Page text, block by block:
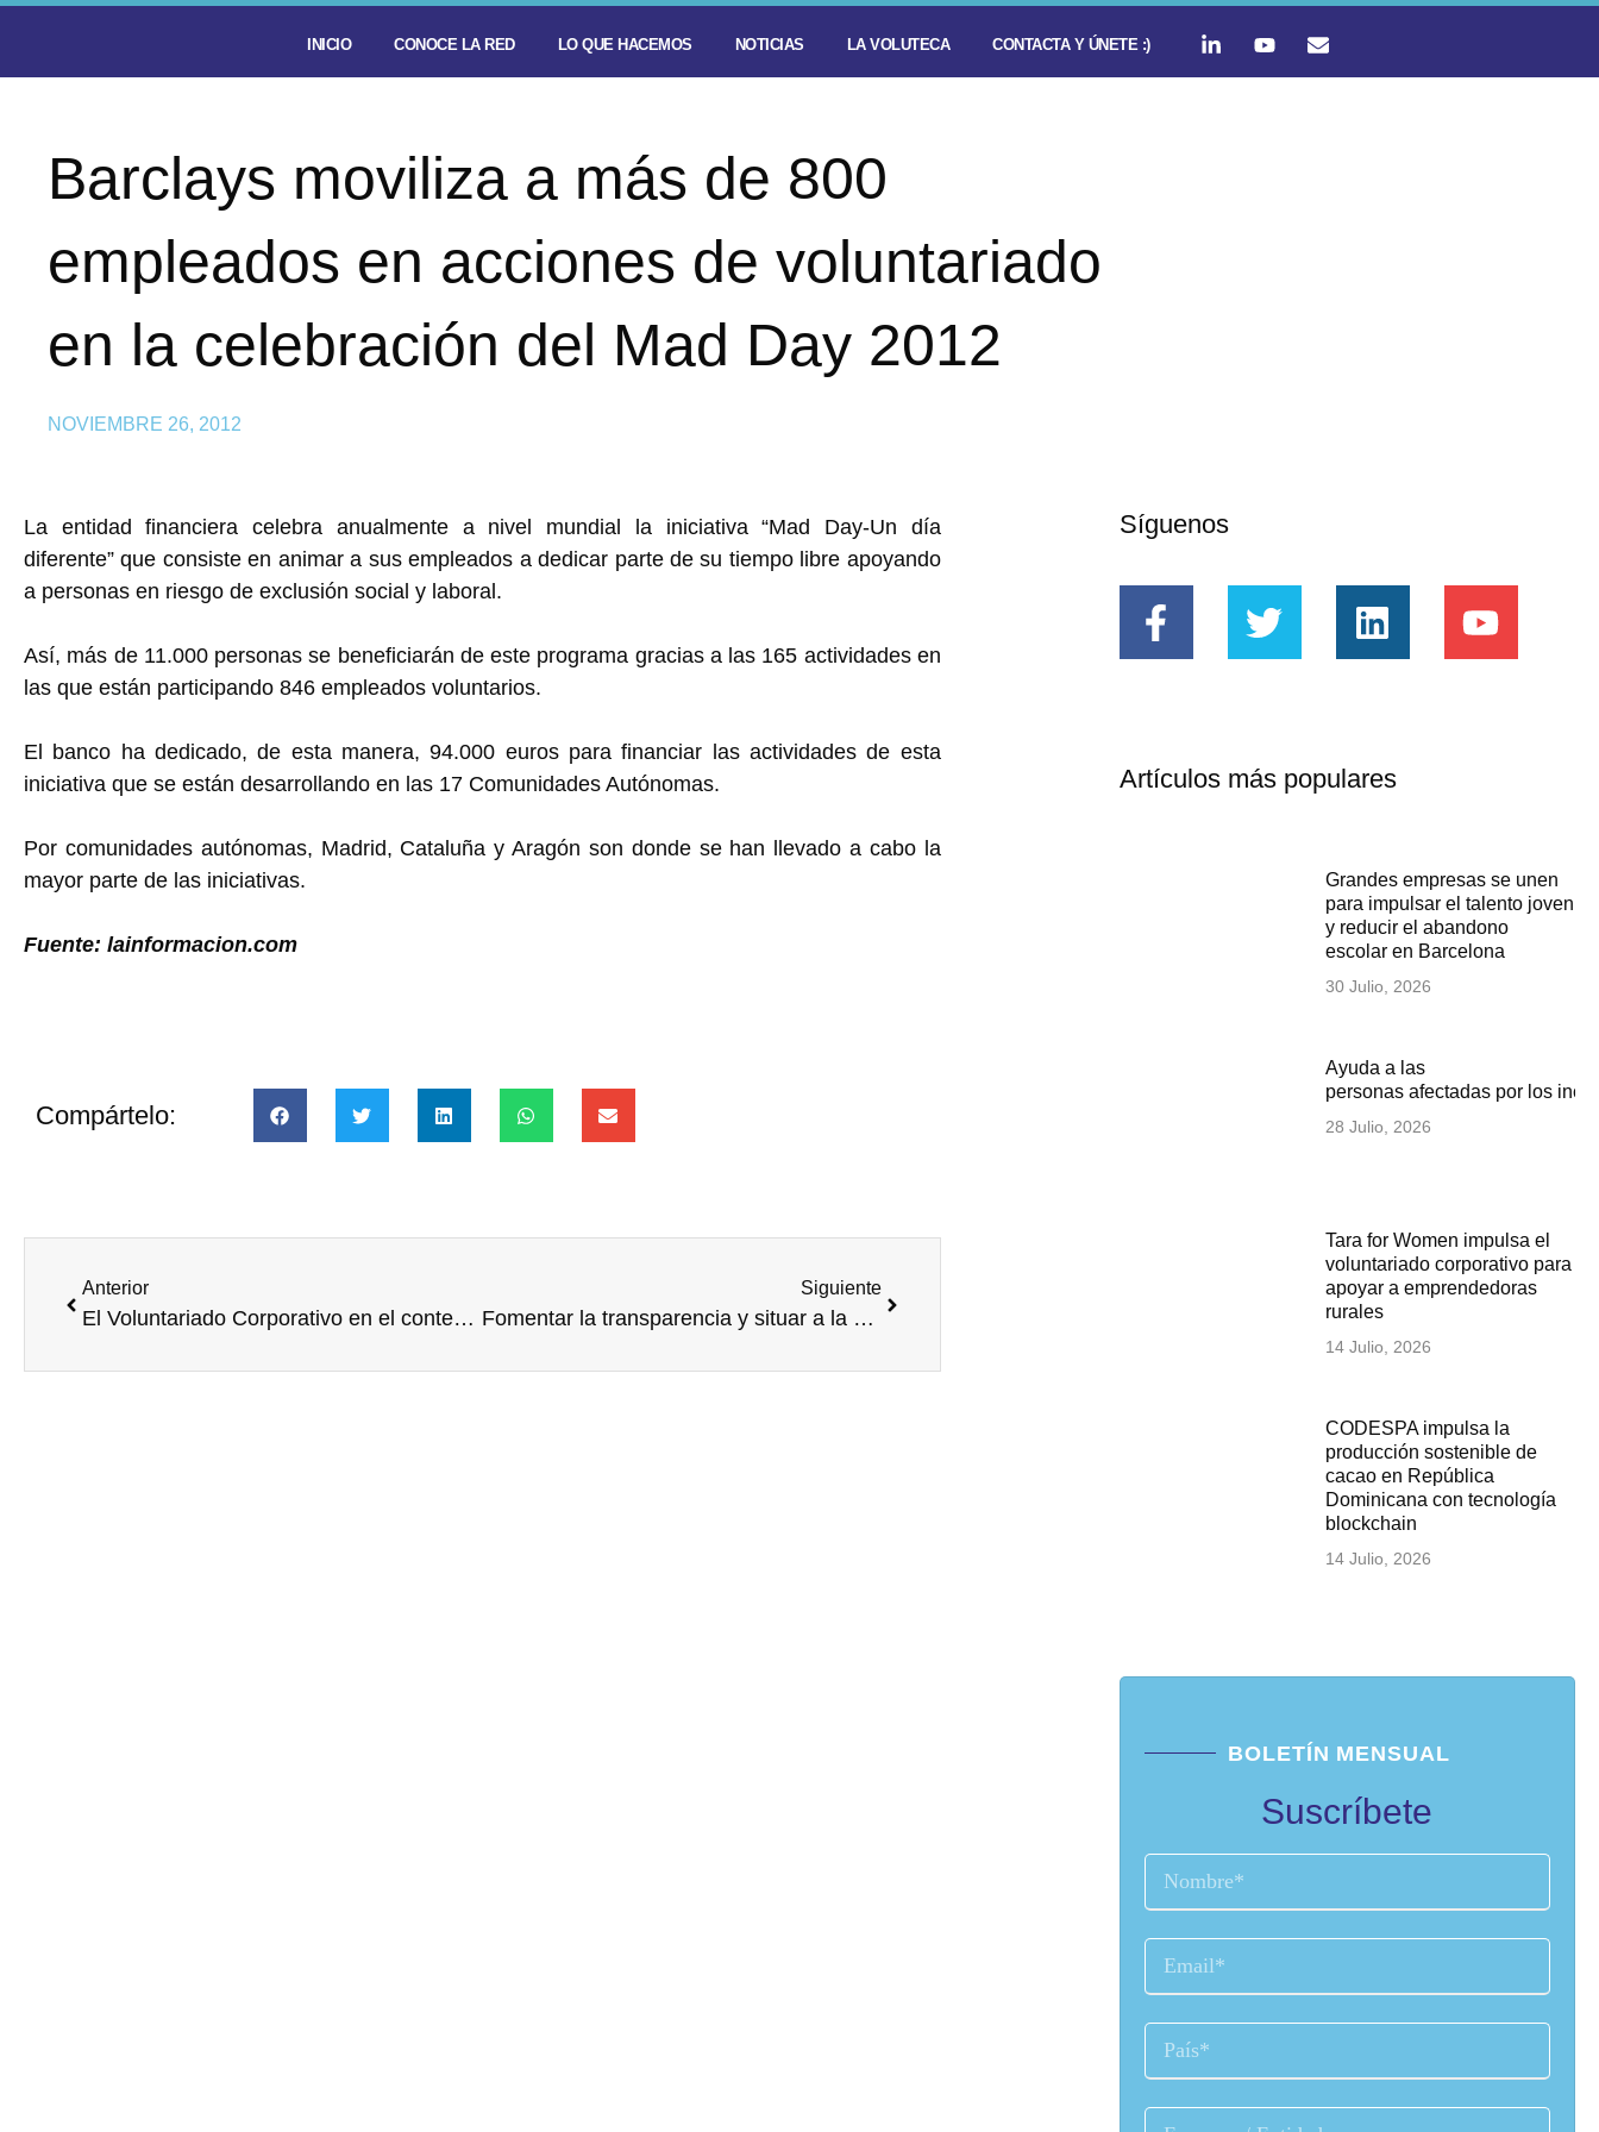
INICIO CONOCE LA RED LO QUE HACEMOS NOTICIAS LA VOLUTECA CONTACTA Y ÚNETE :)
Barclays moviliza a más de 800
empleados en acciones de voluntariado
en la celebración del Mad Day 2012
NOVIEMBRE 26, 2012
La entidad financiera celebra anualmente a nivel mundial la iniciativa “Mad Day-Un día
diferente” que consiste en animar a sus empleados a dedicar parte de su tiempo libre apoyando
a personas en riesgo de exclusión social y laboral.
Así, más de 11.000 personas se beneficiarán de este programa gracias a las 165 actividades en
las que están participando 846 empleados voluntarios.
El banco ha dedicado, de esta manera, 94.000 euros para financiar las actividades de esta
iniciativa que se están desarrollando en las 17 Comunidades Autónomas.
Por comunidades autónomas, Madrid, Cataluña y Aragón son donde se han llevado a cabo la
mayor parte de las iniciativas.
Fuente: lainformacion.com
Compártelo:
Anterior
El Voluntariado Corporativo en el contexto de las Instituciones Europeas
Siguiente
Fomentar la transparencia y situar a la persona en el centro de las actividades, claves para consolidar el Voluntariado Corporativo
Síguenos
Artículos más populares
Grandes empresas se unen
para impulsar el talento joven
y reducir el abandono
escolar en Barcelona
30 Julio, 2026
Ayuda a las
personas afectadas por los
28 Julio, 2026
Tara for Women impulsa el
voluntariado corporativo para
apoyar a emprendedoras
rurales
14 Julio, 2026
CODESPA impulsa la
producción sostenible de
cacao en República
Dominicana con tecnología
blockchain
14 Julio, 2026
BOLETÍN MENSUAL
Suscríbete